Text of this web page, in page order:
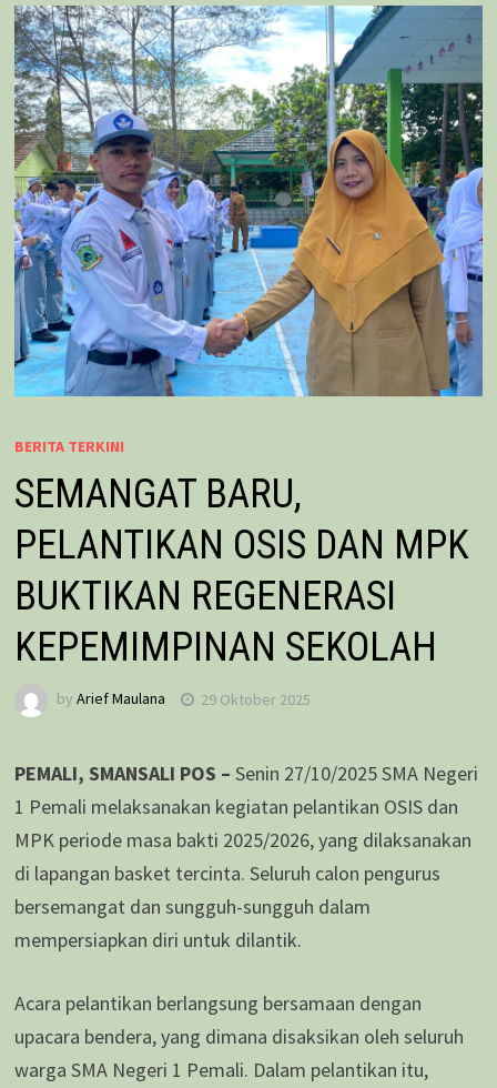
BERITA TERKINI
SEMANGAT BARU,
PELANTIKAN OSIS DAN MPK
BUKTIKAN REGENERASI
KEPEMIMPINAN SEKOLAH
by Arief Maulana 29 Oktober 2025
PEMALI, SMANSALI POS – Senin 27/10/2025 SMA Negeri
1 Pemali melaksanakan kegiatan pelantikan OSIS dan
MPK periode masa bakti 2025/2026, yang dilaksanakan
di lapangan basket tercinta. Seluruh calon pengurus
bersemangat dan sungguh-sungguh dalam
mempersiapkan diri untuk dilantik.
Acara pelantikan berlangsung bersamaan dengan
upacara bendera, yang dimana disaksikan oleh seluruh
warga SMA Negeri 1 Pemali. Dalam pelantikan itu,